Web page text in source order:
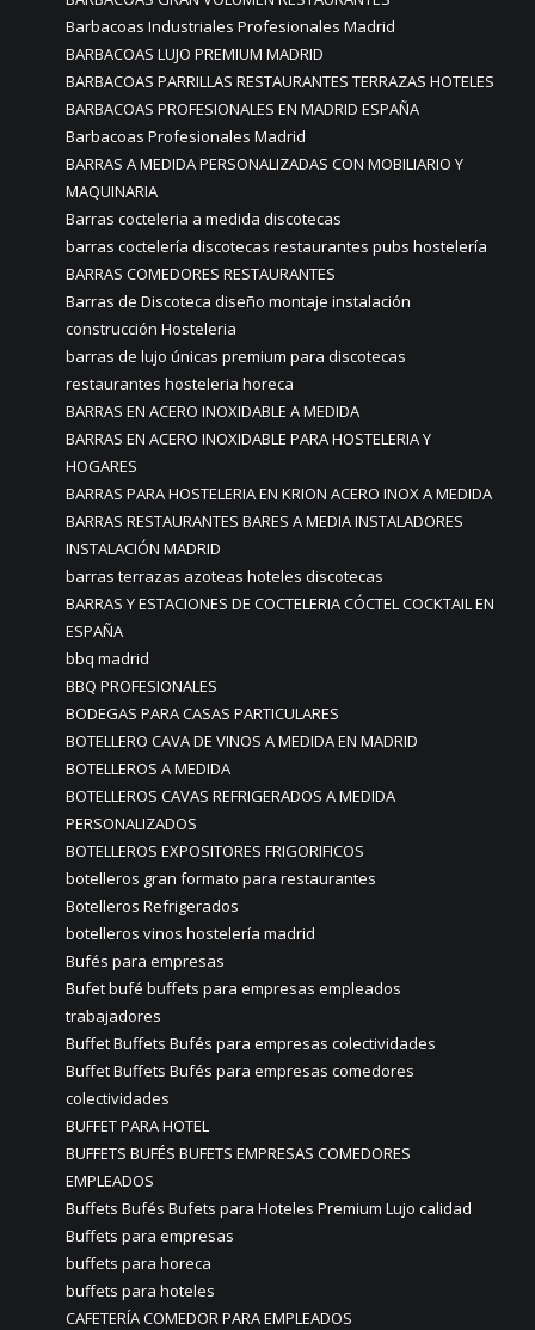
Barbacoas Industriales Profesionales Madrid
BARBACOAS LUJO PREMIUM MADRID
BARBACOAS PARRILLAS RESTAURANTES TERRAZAS HOTELES
BARBACOAS PROFESIONALES EN MADRID ESPAÑA
Barbacoas Profesionales Madrid
BARRAS A MEDIDA PERSONALIZADAS CON MOBILIARIO Y
MAQUINARIA
Barras cocteleria a medida discotecas
barras coctelería discotecas restaurantes pubs hostelería
BARRAS COMEDORES RESTAURANTES
Barras de Discoteca diseño montaje instalación
construcción Hosteleria
barras de lujo únicas premium para discotecas
restaurantes hosteleria horeca
BARRAS EN ACERO INOXIDABLE A MEDIDA
BARRAS EN ACERO INOXIDABLE PARA HOSTELERIA Y
HOGARES
BARRAS PARA HOSTELERIA EN KRION ACERO INOX A MEDIDA
BARRAS RESTAURANTES BARES A MEDIA INSTALADORES
INSTALACIÓN MADRID
barras terrazas azoteas hoteles discotecas
BARRAS Y ESTACIONES DE COCTELERIA CÓCTEL COCKTAIL EN
ESPAÑA
bbq madrid
BBQ PROFESIONALES
BODEGAS PARA CASAS PARTICULARES
BOTELLERO CAVA DE VINOS A MEDIDA EN MADRID
BOTELLEROS A MEDIDA
BOTELLEROS CAVAS REFRIGERADOS A MEDIDA
PERSONALIZADOS
BOTELLEROS EXPOSITORES FRIGORIFICOS
botelleros gran formato para restaurantes
Botelleros Refrigerados
botelleros vinos hostelería madrid
Bufés para empresas
Bufet bufé buffets para empresas empleados
trabajadores
Buffet Buffets Bufés para empresas colectividades
Buffet Buffets Bufés para empresas comedores
colectividades
BUFFET PARA HOTEL
BUFFETS BUFÉS BUFETS EMPRESAS COMEDORES
EMPLEADOS
Buffets Bufés Bufets para Hoteles Premium Lujo calidad
Buffets para empresas
buffets para horeca
buffets para hoteles
CAFETERÍA COMEDOR PARA EMPLEADOS